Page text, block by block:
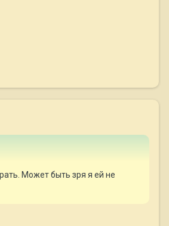
Может быть зря я ей не